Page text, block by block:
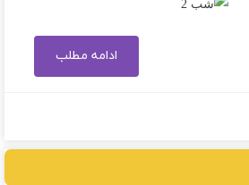
ادامه مطلب